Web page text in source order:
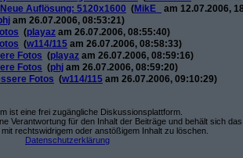
Auflösung: 5120x1600 (MikE_
am 12.07.2006,
am 26.07.2006, 08:53:21)
(playaz am 26.07.2006, 08:55:40)
(w114/115 am 26.07.2006, 08:58:33)
Fotos (playaz am 26.07.2006, 08:59:16)
Fotos (phj am 26.07.2006, 08:59:20)
Fotos (w114/115 am 26.07.2006, 09:10:29)
ist eine frei zugängliche Diskussionsplattform.
Verantwortung für den Inhalt der Beiträge und behält sich das
rechtswidrigem oder anstößigem Inhalt zu löschen.
Datenschutzerklärung